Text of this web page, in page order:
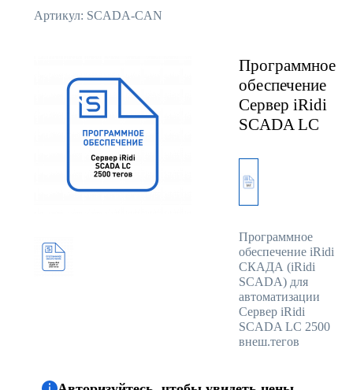
Артикул: SCADA-CAN
Программное
обеспечение
Сервер iRidi
SCADA LC
Программное
обеспечение iRidi
СКАДА (iRidi
SCADA) для
автоматизации
Сервер iRidi
SCADA LC 2500
внеш.тегов